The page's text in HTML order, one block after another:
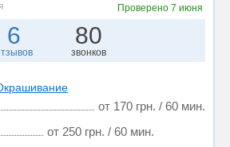
Проверено 7 июня
6 80
звонков
от 170 грн. / 60 мин.
от 250 грн. / 60 мин.